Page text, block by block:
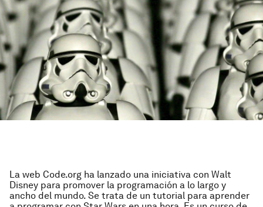
La web Code.org ha lanzado una iniciativa con Walt
Disney para promover la programación a lo largo y
ancho del mundo. Se trata de un tutorial para aprender